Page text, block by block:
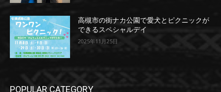
高槻市の街ナカ公園で愛犬とピクニックが
できるスペシャルデイ
2025年11月25日
POPULAR CATEGORY